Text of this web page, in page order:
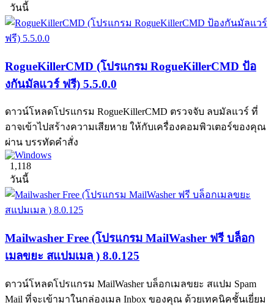
วันนี้
RogueKillerCMD (โปรแกรม RogueKillerCMD ป้อ
งกันมัลแวร์ ฟรี) 5.5.0.0
ดาวน์โหลดโปรแกรม RogueKillerCMD ตรวจจับ ลบมัลแวร์ ที่
อาจเข้าไปสร้างความเสียหาย ให้กับเครื่องคอมพิวเตอร์ของคุณ
ผ่าน บรรทัดคำสั่ง
1,118
วันนี้
Mailwasher Free (โปรแกรม MailWasher ฟรี บล็อก
เมลขยะ สแปมเมล ) 8.0.125
ดาวน์โหลดโปรแกรม MailWasher บล็อกเมลขยะ สแปม Spam
Mail ที่จะเข้ามาในกล่องเมล Inbox ของคุณ ด้วยเทคนิคชั้นเยี่ยม